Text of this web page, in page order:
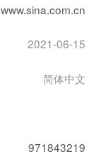
www.sina.com.cn
2021-06-15
简体中文
971843219